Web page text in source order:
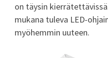
on täysin
mukana tuleva LED-
myöhemmin uuteen.